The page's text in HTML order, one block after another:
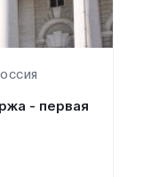
- первая